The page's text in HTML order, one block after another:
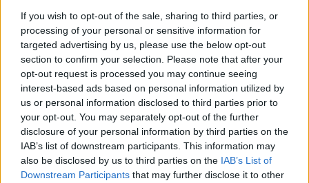
If you wish to opt-out of the sale, sharing to third parties, or
processing of your personal or sensitive information for
targeted advertising by us, please use the below opt-out
section to confirm your selection. Please note that after your
opt-out request is processed you may continue seeing
interest-based ads based on personal information utilized by
us or personal information disclosed to third parties prior to
your opt-out. You may separately opt-out of the further
disclosure of your personal information by third parties on the
IAB’s list of downstream participants. This information may
also be disclosed by us to third parties on the IAB’s List of
Downstream Participants that may further disclose it to other